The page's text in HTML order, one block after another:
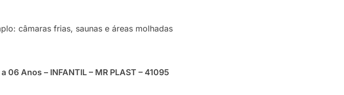
câmaras frias, saunas e áreas molhadas
06 Anos – INFANTIL – MR PLAST – 41095